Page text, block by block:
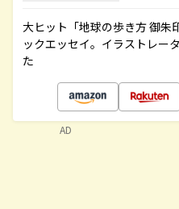
大ヒット「地球の歩き方 御朱
ックエッセイ。イラストレー
た
AD